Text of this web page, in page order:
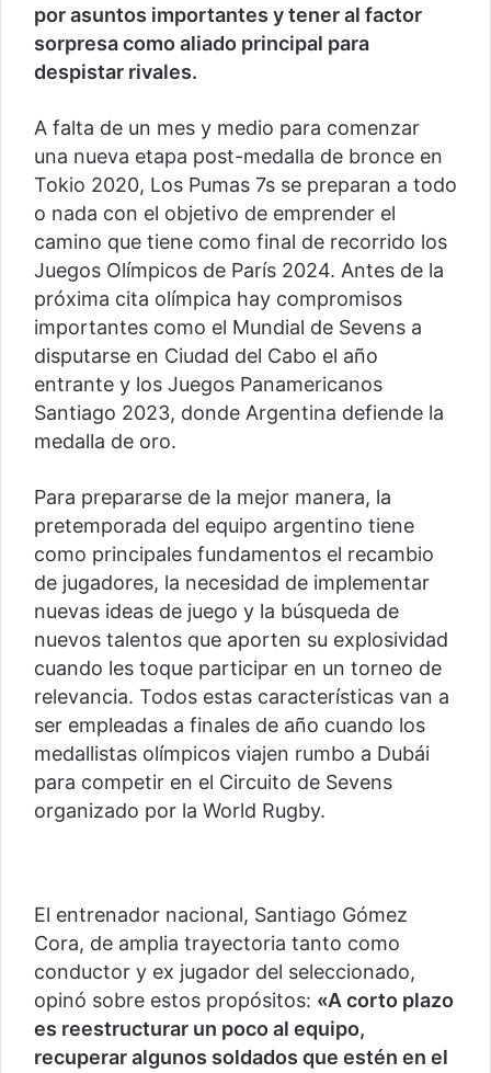
por asuntos importantes y tener al factor
sorpresa como aliado principal para
despistar rivales.
A falta de un mes y medio para comenzar
una nueva etapa post-medalla de bronce en
Tokio 2020, Los Pumas 7s se preparan a todo
o nada con el objetivo de emprender el
camino que tiene como final de recorrido los
Juegos Olímpicos de París 2024. Antes de la
próxima cita olímpica hay compromisos
importantes como el Mundial de Sevens a
disputarse en Ciudad del Cabo el año
entrante y los Juegos Panamericanos
Santiago 2023, donde Argentina defiende la
medalla de oro.
Para prepararse de la mejor manera, la
pretemporada del equipo argentino tiene
como principales fundamentos el recambio
de jugadores, la necesidad de implementar
nuevas ideas de juego y la búsqueda de
nuevos talentos que aporten su explosividad
cuando les toque participar en un torneo de
relevancia. Todos estas características van a
ser empleadas a finales de año cuando los
medallistas olímpicos viajen rumbo a Dubái
para competir en el Circuito de Sevens
organizado por la World Rugby.
El entrenador nacional, Santiago Gómez
Cora, de amplia trayectoria tanto como
conductor y ex jugador del seleccionado,
opinó sobre estos propósitos: «A corto plazo
es reestructurar un poco al equipo,
recuperar algunos soldados que estén en el